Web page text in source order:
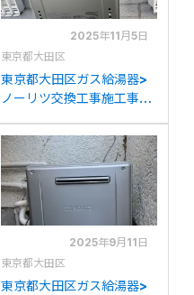
2025年11月5日
東京都大田区
東京都大田区ガス給湯器>
ノーリツ交換工事施工事
C2442AWXからノーリツ
GT-C2472SAWへの交換
2025年9月11日
東京都大田区
東京都大田区ガス給湯器>